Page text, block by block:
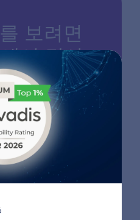
보려면
서 당사
세요
지로 이동